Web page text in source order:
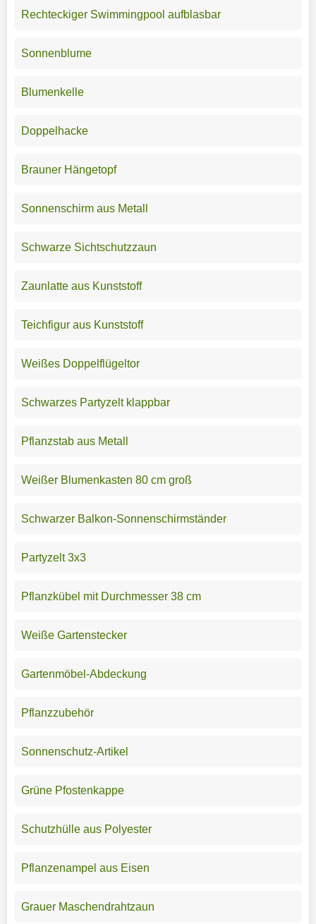
Rechteckiger Swimmingpool aufblasbar
Sonnenblume
Blumenkelle
Doppelhacke
Brauner Hängetopf
Sonnenschirm aus Metall
Schwarze Sichtschutzzaun
Zaunlatte aus Kunststoff
Teichfigur aus Kunststoff
Weißes Doppelflügeltor
Schwarzes Partyzelt klappbar
Pflanzstab aus Metall
Weißer Blumenkasten 80 cm groß
Schwarzer Balkon-Sonnenschirmständer
Partyzelt 3x3
Pflanzkübel mit Durchmesser 38 cm
Weiße Gartenstecker
Gartenmöbel-Abdeckung
Pflanzzubehör
Sonnenschutz-Artikel
Grüne Pfostenkappe
Schutzhülle aus Polyester
Pflanzenampel aus Eisen
Grauer Maschendrahtzaun